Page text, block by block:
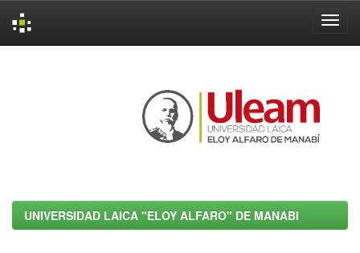
UNIVERSIDAD LAICA "ELOY ALFARO" DE MANABI